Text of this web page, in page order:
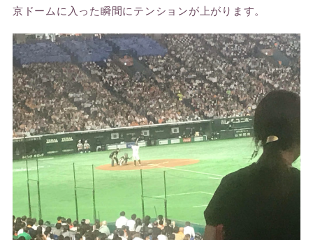
京ドームに入った瞬間にテンションが上がります。